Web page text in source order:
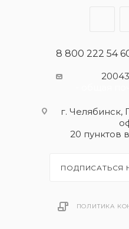
8 800 222 54
г. Челябинск,
20 пунктов
ПОДПИСАТЬСЯ
ПОЛИТИКА